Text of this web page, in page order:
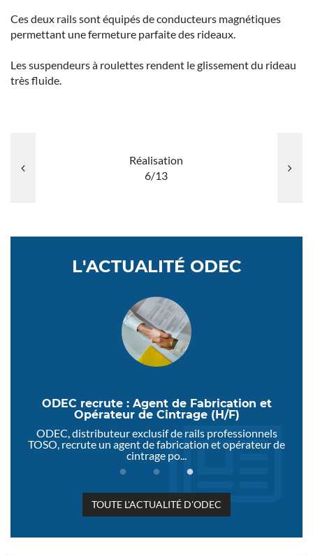
Ces deux rails sont équipés de conducteurs magnétiques
permettant une fermeture parfaite des rideaux.
Les suspendeurs à roulettes rendent le glissement du rideau
très fluide.
Réalisation
6/13
L'ACTUALITÉ ODEC
ODEC recrute : Agent de Fabrication et
Opérateur de Cintrage (H/F)
ODEC, distributeur exclusif de rails professionnels
TOSO, recrute un agent de fabrication et opérateur de
cintrage po...
TOUTE L'ACTUALITÉ D'ODEC